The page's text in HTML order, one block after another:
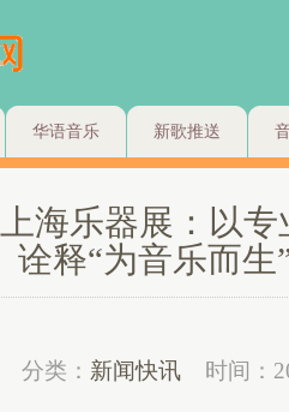
华语音乐 新歌推送
海乐器展：以
诠释“为音乐而生
分类： 新闻快讯 时间：